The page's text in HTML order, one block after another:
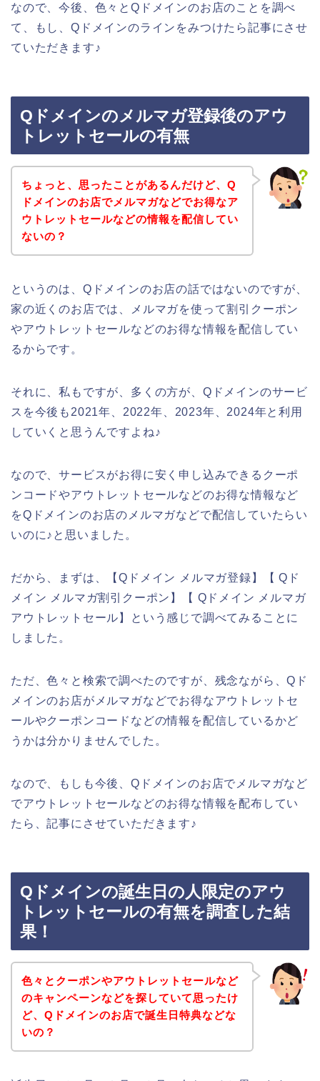
なので、今後、色々とQドメインのお店のことを調べ
て、もし、Qドメインのラインをみつけたら記事にさせ
ていただきます♪
Qドメインのメルマガ登録後のアウ
トレットセールの有無
ちょっと、思ったことがあるんだけど、Q
ドメインのお店でメルマガなどでお得なア
ウトレットセールなどの情報を配信してい
ないの？
というのは、Qドメインのお店の話ではないのですが、
家の近くのお店では、メルマガを使って割引クーポン
やアウトレットセールなどのお得な情報を配信してい
るからです。
それに、私もですが、多くの方が、Qドメインのサービ
スを今後も2021年、2022年、2023年、2024年と利用
していくと思うんですよね♪
なので、サービスがお得に安く申し込みできるクーポ
ンコードやアウトレットセールなどのお得な情報など
をQドメインのお店のメルマガなどで配信していたらい
いのに♪と思いました。
だから、まずは、【Qドメイン メルマガ登録】【 Qド
メイン メルマガ割引クーポン】【 Qドメイン メルマガ
アウトレットセール】という感じで調べてみることに
しました。
ただ、色々と検索で調べたのですが、残念ながら、Qド
メインのお店がメルマガなどでお得なアウトレットセ
ールやクーポンコードなどの情報を配信しているかど
うかは分かりませんでした。
なので、もしも今後、Qドメインのお店でメルマガなど
でアウトレットセールなどのお得な情報を配布してい
たら、記事にさせていただきます♪
Qドメインの誕生日の人限定のアウ
トレットセールの有無を調査した結
果！
色々とクーポンやアウトレットセールなど
のキャンペーンなどを探していて思ったけ
ど、Qドメインのお店で誕生日特典などな
いの？